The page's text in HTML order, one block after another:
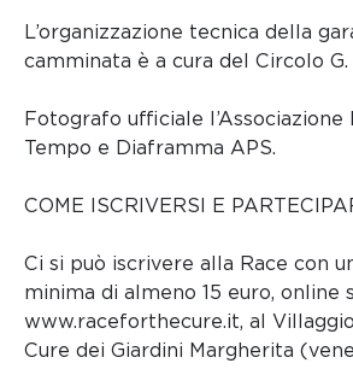
L’organizzazione tecnica della
camminata è a cura del Circolo G.
Fotografo ufficiale
Tempo e Diaframma APS.
COME ISCRIVERSI E
Ci si può iscrivere alla Race con
minima di almeno 15 euro, online
www.raceforthecure.it, al
Cure dei Giardini Margherita